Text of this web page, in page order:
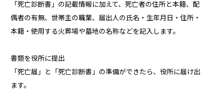
「死亡診断書」の記載情報に加えて、死亡者の住所と本籍、配
偶者の有無、世帯主の職業、届出人の氏名・生年月日・住所・
本籍・使用する火葬場や墓地の名称などを記入します。
書類を役所に提出
「死亡届」と「死亡診断書」の準備ができたら、役所に届け出
ます。